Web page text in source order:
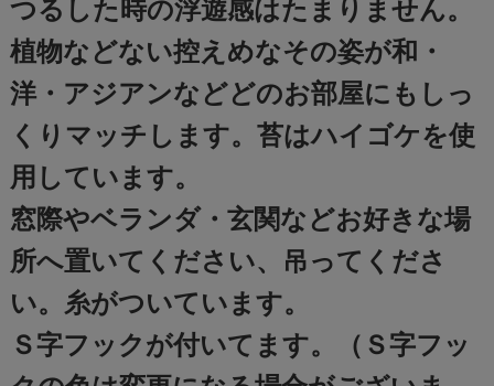
つるした時の浮遊感はたまりません。
植物などない控えめなその姿が和・
洋・アジアンなどどのお部屋にもしっ
くりマッチします。苔はハイゴケを使
用しています。
窓際やベランダ・玄関などお好きな場
所へ置いてください、吊ってくださ
い。糸がついています。
Ｓ字フックが付いてます。（Ｓ字フッ